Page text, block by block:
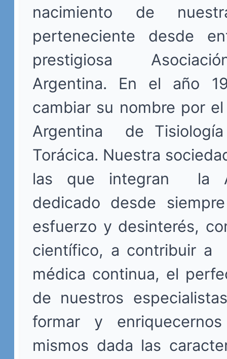
nacimiento de
perteneciente desde
prestigiosa
Argentina. En el año
cambiar su nombre por
Argentina de
Torácica. Nuestra
las que integran la
dedicado desde
esfuerzo y desinterés,
científico, a contribuir a
médica continua, el
de nuestros
formar y
mismos dada las